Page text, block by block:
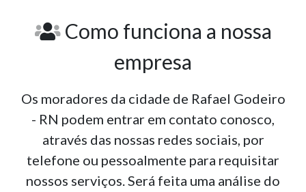
Como funciona a nossa
empresa
Os moradores da cidade de Rafael Godeiro
- RN podem entrar em contato conosco,
através das nossas redes sociais, por
telefone ou pessoalmente para requisitar
nossos serviços. Será feita uma análise do